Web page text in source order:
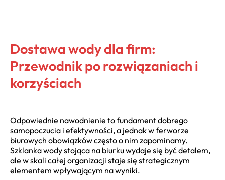
Dostawa wody dla firm:
Przewodnik po rozwiązaniach i
korzyściach
Odpowiednie nawodnienie to fundament dobrego
samopoczucia i efektywności, a jednak w ferworze
biurowych obowiązków często o nim zapominamy.
Szklanka wody stojąca na biurku wydaje się być detalem,
ale w skali całej organizacji staje się strategicznym
elementem wpływającym na wyniki.